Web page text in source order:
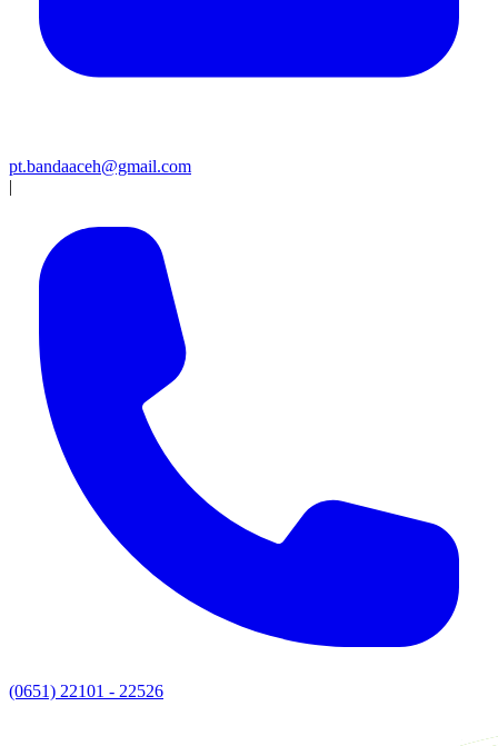
pt.bandaaceh@gmail.com
|
(0651) 22101 - 22526